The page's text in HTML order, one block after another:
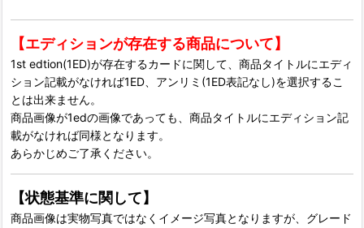
【エディションが存在する商品について】
1st edtion(1ED)が存在するカードに関して、商品タイトルにエディ
ション記載がなければ1ED、アンリミ(1ED表記なし)を選択するこ
とは出来ません。
商品画像が1edの画像であっても、商品タイトルにエディション記
載がなければ同様となります。
あらかじめご了承ください。
【状態基準に関して】
商品画像は実物写真ではなくイメージ写真となりますが、グレード